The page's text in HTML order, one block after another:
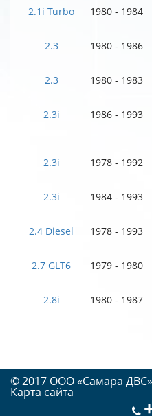
2.1i Turbo 1980 - 1984
2.3 1980 - 1986
2.3 1980 - 1983
2.3i 1986 - 1993
2.3i 1978 - 1992
2.3i 1984 - 1993
2.4 Diesel 1978 - 1993
2.7 GLT6 1979 - 1980
2.8i 1980 - 1987
© 2017 OOO «Самара ДВС»
Карта сайта